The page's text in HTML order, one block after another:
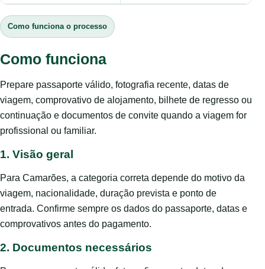
Como funciona o processo
Como funciona
Prepare passaporte válido, fotografia recente, datas de
viagem, comprovativo de alojamento, bilhete de regresso ou
continuação e documentos de convite quando a viagem for
profissional ou familiar.
1. Visão geral
Para Camarões, a categoria correta depende do motivo da
viagem, nacionalidade, duração prevista e ponto de
entrada. Confirme sempre os dados do passaporte, datas e
comprovativos antes do pagamento.
2. Documentos necessários